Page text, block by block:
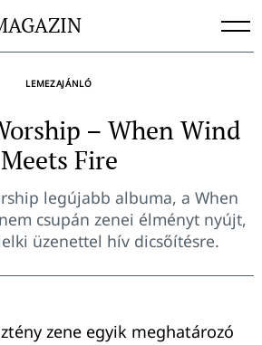
LEMEZAJÁNLÓ
– When Wind
Meets Fire
legújabb albuma, a When
csupán zenei élményt nyújt,
üzenettel hív dicsőítésre.
zene egyik meghatározó